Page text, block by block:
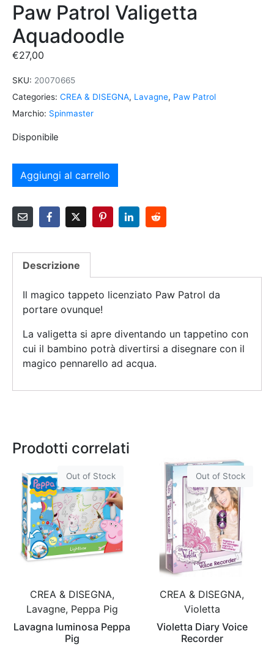
Paw Patrol Valigetta
Aquadoodle
€27,00
SKU: 20070665
Categories: CREA & DISEGNA, Lavagne, Paw Patrol
Marchio: Spinmaster
Disponibile
Aggiungi al carrello
Descrizione
Il magico tappeto licenziato Paw Patrol da
portare ovunque!
La valigetta si apre diventando un tappetino con
cui il bambino potrà divertirsi a disegnare con il
magico pennarello ad acqua.
Prodotti correlati
Out of Stock
CREA & DISEGNA,
Lavagne, Peppa Pig
Lavagna luminosa Peppa
Pig
Out of Stock
CREA & DISEGNA,
Violetta
Violetta Diary Voice
Recorder